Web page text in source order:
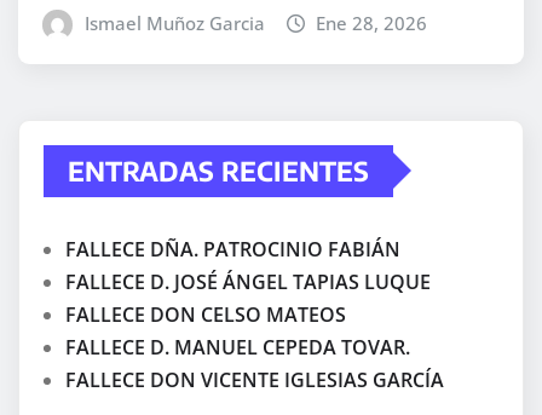
Ismael Muñoz Garcia Ene 28, 2026
ENTRADAS RECIENTES
FALLECE DÑA. PATROCINIO FABIÁN
FALLECE D. JOSÉ ÁNGEL TAPIAS LUQUE
FALLECE DON CELSO MATEOS
FALLECE D. MANUEL CEPEDA TOVAR.
FALLECE DON VICENTE IGLESIAS GARCÍA